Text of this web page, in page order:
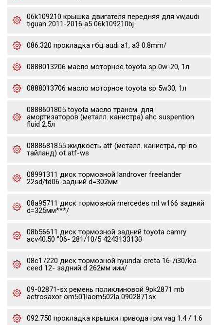
06k109210 крышка двигателя передняя для vw,audi
tiguan 2011-2016 a5 06k109210bj
086.320 прокладка гбц audi a1, a3 0.8mm/
0888013206 масло моторное toyota sp 0w-20, 1л
0888013706 масло моторное toyota sp 5w30, 1л
0888601805 toyota масло трансм. для
амортизаторов (металл. канистра) ahc suspention
fluid 2.5л
0888681855 жидкость atf (металл. канистра, пр-во
тайланд) ot atf-ws
08991311 диск тормозной landrover freelander
22sd/td06-задний d=302мм
08a95711 диск тормозной mercedes ml w166 задний
d=325мм***/
08b56611 диск тормозной задний toyota camry
acv40,50 "06- 281/10/5 4243133130
08c17220 диск тормозной hyundai creta 16-/i30/kia
ceed 12- задний d 262мм иии/
09-02871-sx ремень поликлиновой 9pk2871 mb
actrosaxor om501laom502la 0902871sx
092.750 прокладка крышки привода грм vag 1.4 / 1.6